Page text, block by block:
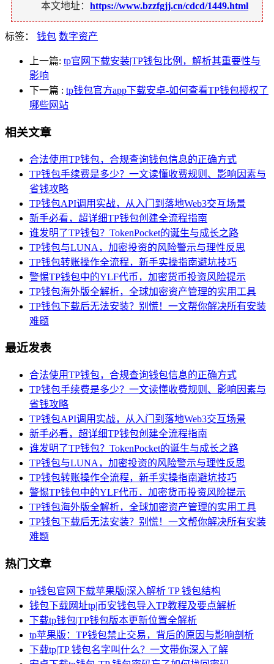
本文地址： https://www.bzzfgjj.cn/cdcd/1449.html
标签： 钱包 数字资产
上一篇: tp官网下载安装|TP钱包比例，解析其重要性与
影响
下一篇 : tp钱包官方app下载安卓-如何查看TP钱包授权了
哪些网站
相关文章
合法使用TP钱包，合规查询钱包信息的正确方式
TP钱包手续费是多少？一文读懂收费规则、影响因素与
省钱攻略
TP钱包API调用实战，从入门到落地Web3交互场景
新手必看，超详细TP钱包创建全流程指南
谁发明了TP钱包？TokenPocket的诞生与成长之路
TP钱包与LUNA，加密投资的风险警示与理性反思
TP钱包转账操作全流程，新手实操指南避坑技巧
警惕TP钱包中的YLF代币，加密货币投资风险提示
TP钱包海外版全解析，全球加密资产管理的实用工具
TP钱包下载后无法安装？别慌！一文帮你解决所有安装
难题
最近发表
合法使用TP钱包，合规查询钱包信息的正确方式
TP钱包手续费是多少？一文读懂收费规则、影响因素与
省钱攻略
TP钱包API调用实战，从入门到落地Web3交互场景
新手必看，超详细TP钱包创建全流程指南
谁发明了TP钱包？TokenPocket的诞生与成长之路
TP钱包与LUNA，加密投资的风险警示与理性反思
TP钱包转账操作全流程，新手实操指南避坑技巧
警惕TP钱包中的YLF代币，加密货币投资风险提示
TP钱包海外版全解析，全球加密资产管理的实用工具
TP钱包下载后无法安装？别慌！一文帮你解决所有安装
难题
热门文章
tp钱包官网下载苹果版|深入解析 TP 钱包结构
钱包下载网址tp|币安钱包导入TP教程及要点解析
下载tp钱包|TP钱包版本更新位置全解析
tp苹果版：TP钱包禁止交易，背后的原因与影响剖析
下载tp|TP 钱包名字叫什么？一文带你深入了解